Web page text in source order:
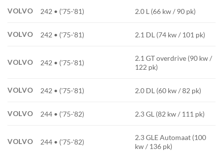
VOLVO 242 • ('75-'81) 2.0 L (66 kw / 90 pk)
VOLVO 242 • ('75-'81) 2.1 DL (74 kw / 101 pk)
VOLVO 242 • ('75-'81)
2.1 GT overdrive (90 kw /
122 pk)
VOLVO 242 • ('75-'81) 2.0 DL (60 kw / 82 pk)
VOLVO 244 • ('75-'82) 2.3 GL (82 kw / 111 pk)
VOLVO 244 • ('75-'82)
2.3 GLE Automaat (100
kw / 136 pk)